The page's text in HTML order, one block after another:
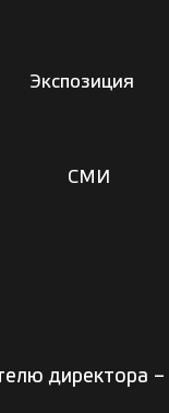
Экспозиция
СМИ
директора –